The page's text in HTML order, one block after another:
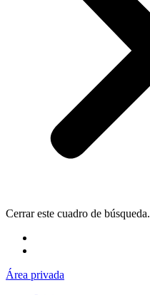
Cerrar este cuadro de búsqueda.
Área privada